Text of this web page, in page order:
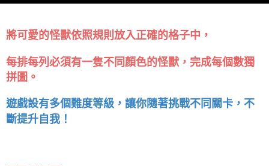
將可愛的怪獸依照規則放入正確的格子中，
每排每列必須有一隻不同顏色的怪獸， 完成每個數獨
拼圖。
遊戲設有多個難度等級，讓你隨著挑戰不同關卡，不
斷提升自我！